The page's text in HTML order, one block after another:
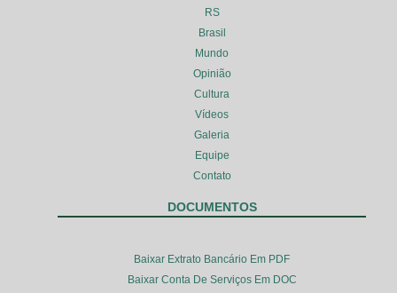
RS
Brasil
Mundo
Opinião
Cultura
Vídeos
Galeria
Equipe
Contato
DOCUMENTOS
Baixar Extrato Bancário Em PDF
Baixar Conta De Serviços Em DOC